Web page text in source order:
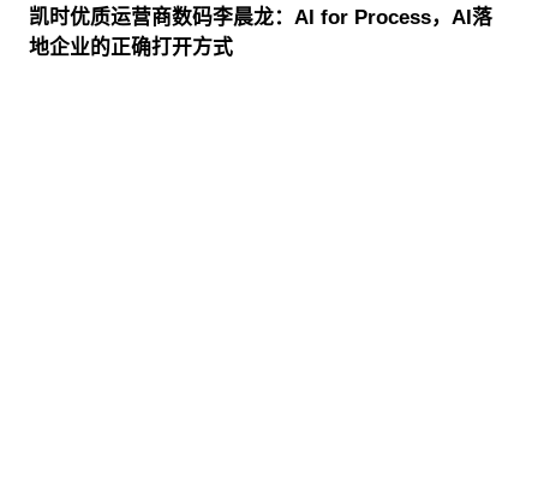
凯时优质运营商数码李晨龙：AI for Process，AI落
地企业的正确打开方式